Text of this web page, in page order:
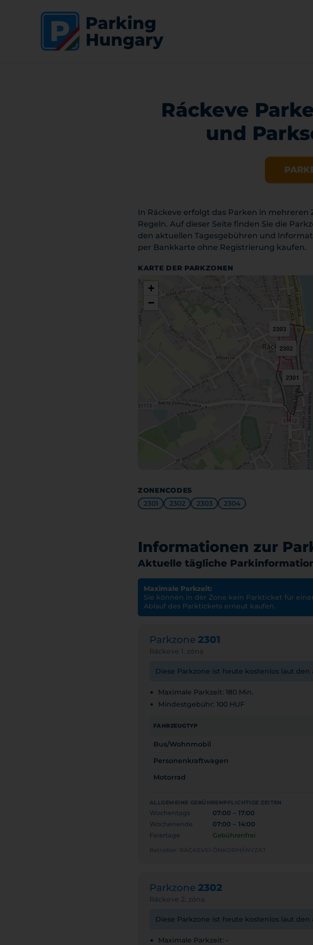
Ráckeve
und
In Ráckeve erfolgt das Parken in
Regeln. Auf dieser Seite finden Sie die
den aktuellen Tagesgebühren und
per Bankkarte ohne Registrierung kaufen.
KARTE DER PARKZONEN
2301
2302
2303
+
−
ZONENCODES
2301
2302 2303 2304
Informationen zur
Aktuelle tägliche
Maximale Parkzeit:
Sie können in der Zone kein Parkticket für
Ablauf des Parktickets erneut kaufen.
Parkzone 2301
Ráckeve 1. zóna
Diese Parkzone ist heute kostenlos laut den
Maximale Parkzeit: 180 Min.
Mindestgebühr: 100 HUF
FAHRZEUGTYP
Bus/Wohnmobil
Personenkraftwagen
Motorrad
ALLGEMEINE GEBÜHRENPFLICHTIGE ZEITEN
Wochentags
07:00 – 17:00
Wochenende
07:00 – 14:00
Feiertage
Gebührenfrei
Betreiber: RÁCKEVEI ÖNKORMÁNYZAT
Parkzone 2302
Ráckeve 2. zóna
Diese Parkzone ist heute kostenlos laut den
Maximale Parkzeit: -